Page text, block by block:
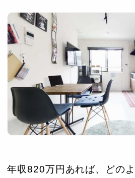
年収820万円あれば、どの